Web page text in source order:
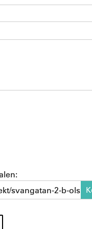
svangatan-2-b-